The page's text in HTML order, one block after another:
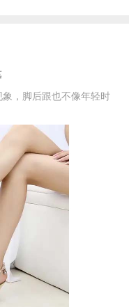
，脚后跟也不像年轻时